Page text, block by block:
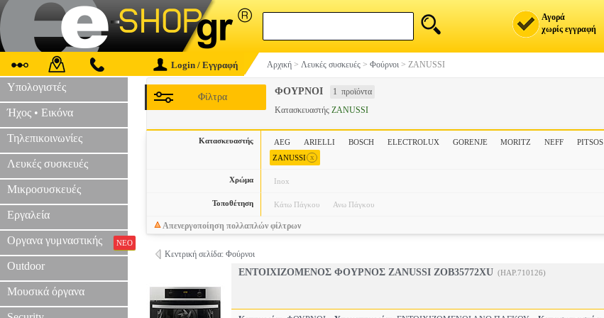
Αγορά
χωρίς εγγραφή
Login / Εγγραφή Αρχική > Λευκές συσκευές > Φούρνοι > ZANUSSI
Υπολογιστές
Ήχος • Εικόνα
Τηλεπικοινωνίες
Λευκές συσκευές
Μικροσυσκευές
Εργαλεία
Οργανα γυμναστικής ΝΕΟ
Outdoor
Μουσικά όργανα
ΦΟΥΡΝΟΙ 1 προϊόντα
Φίλτρα
Κατασκευαστής ZANUSSI
Κατασκευαστής AEG ARIELLI BOSCH ELECTROLUX GORENJE MORITZ NEFF PITSOS
ZANUSSI x
Χρώμα Inox
Τοποθέτηση Κάτω Πάγκου Ανω Πάγκου
Απενεργοποίηση πολλαπλών φίλτρων
Κεντρική σελίδα: Φούρνοι
ΕΝΤΟΙΧΙΖΟΜΕΝΟΣ ΦΟΥΡΝΟΣ ZANUSSI ZOB35772XU (HAP.710126)